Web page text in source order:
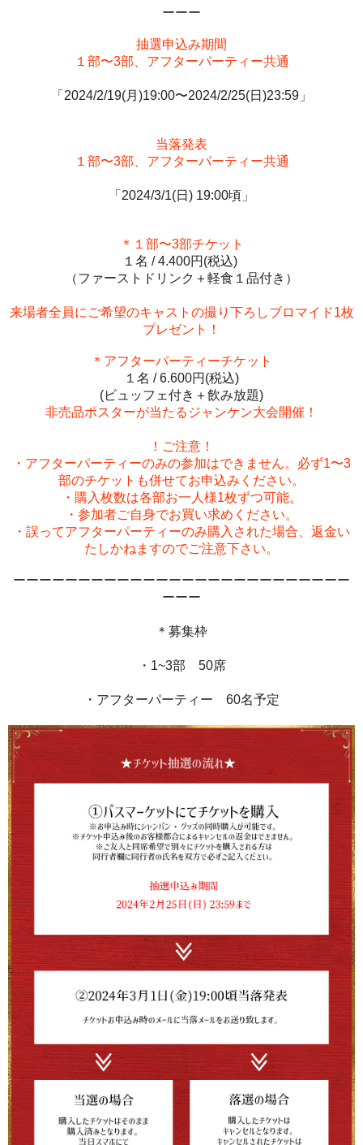
ーーー
抽選申込み期間
１部〜3部、アフターパーティー共通
「2024/2/19(月)19:00〜2024/2/25(日)23:59」​
当落発表
１部〜3部、アフターパーティー共通
「2024/3/1(日) 19:00頃」​
＊１部〜3部チケット
１名 / 4.400円(税込)
（ファーストドリンク＋軽食１品付き）
来場者全員にご希望のキャストの撮り下ろしブロマイド1枚
プレゼント！
＊​アフターパーティーチケット
１名 / 6.600円(税込)
(ビュッフェ付き＋飲み放題)
非売品ポスターが当たるジャンケン大会開催！
！ご注意！
・アフターパーティーのみの参加はできません。 必ず1〜3
部のチケットも併せてお申込みください。
・購入枚数は各部お一人様1枚ずつ可能。
・参加者ご自身でお買い求めください。
・誤ってアフターパーティーのみ購入された場合、返金い
たしかねますのでご注意下さい。
ーーーーーーーーーーーーーーーーーーーーーーーーーー
ーーー
＊募集枠
・1~3部 50席
・アフターパーティー 60名予定